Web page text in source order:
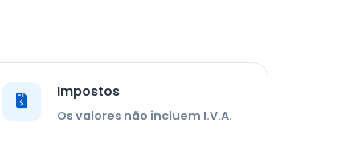
Impostos
Os valores não incluem I.V.A.